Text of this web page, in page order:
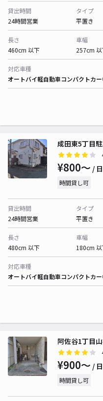
貸出時間
24時間営業
タイプ
平置き
長さ
460cm 以下
車幅
257cm
対応車種
オートバイ軽自動車コンパクトカー
成田東5丁目駐
¥800〜 / 日
時間貸し可
貸出時間
24時間営業
タイプ
平置き
長さ
480cm 以下
車幅
180cm
対応車種
オートバイ軽自動車コンパクトカー
阿佐谷1丁目
¥900〜 / 日
時間貸し可